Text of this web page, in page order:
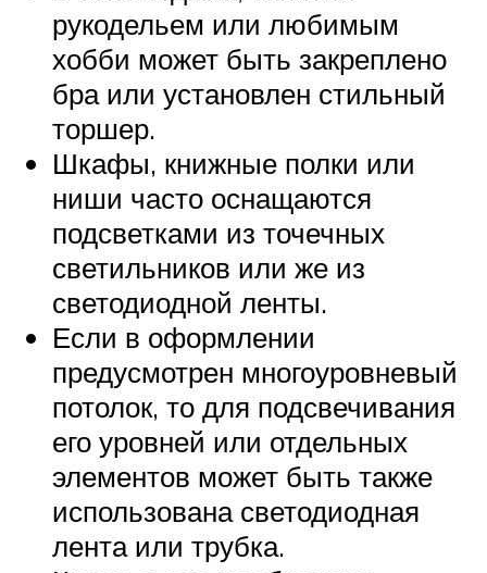
рукодельем или любимым
хобби может быть закреплено
бра или установлен стильный
торшер.
Шкафы, книжные полки или
ниши часто оснащаются
подсветками из точечных
светильников или же из
светодиодной ленты.
Если в оформлении
предусмотрен многоуровневый
потолок, то для подсвечивания
его уровней или отдельных
элементов может быть также
использована светодиодная
лента или трубка.